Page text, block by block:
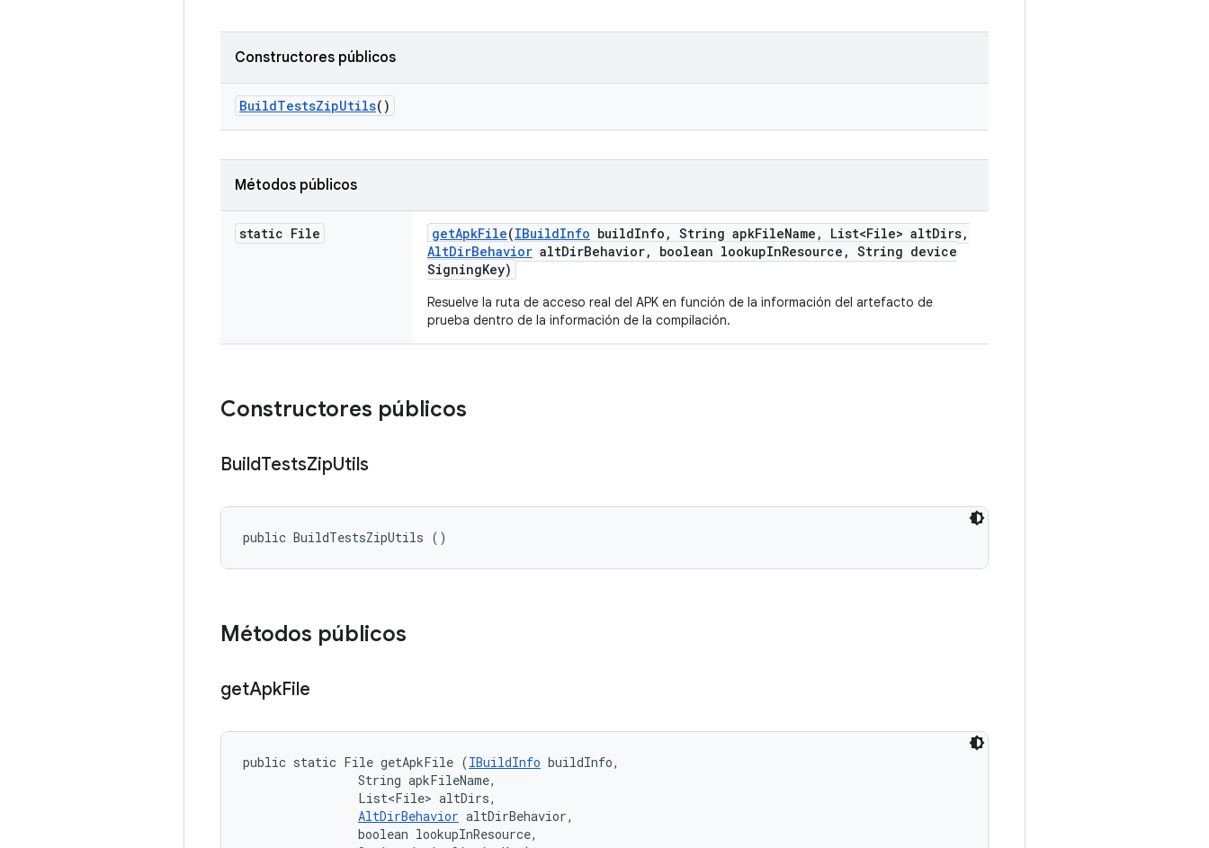
Constructores públicos
BuildTestsZipUtils()
Métodos públicos
static File getApkFile(IBuildInfo buildInfo , String apkFileName , List<File> altDirs,
AltDirBehavior altDirBehavior, boolean lookupInResource , String device
SigningKey)
Resuelve la ruta de acceso real del APK en función de la información del artefacto de
prueba dentro de la información de la compilación.
Constructores públicos
BuildTestsZipUtils
public BuildTestsZipUtils ()
Métodos públicos
getApkFile
public static File getApkFile (IBuildInfo buildInfo,
                String apkFileName,
                List<File> altDirs,
AltDirBehavior altDirBehavior,
                boolean lookupInResource,